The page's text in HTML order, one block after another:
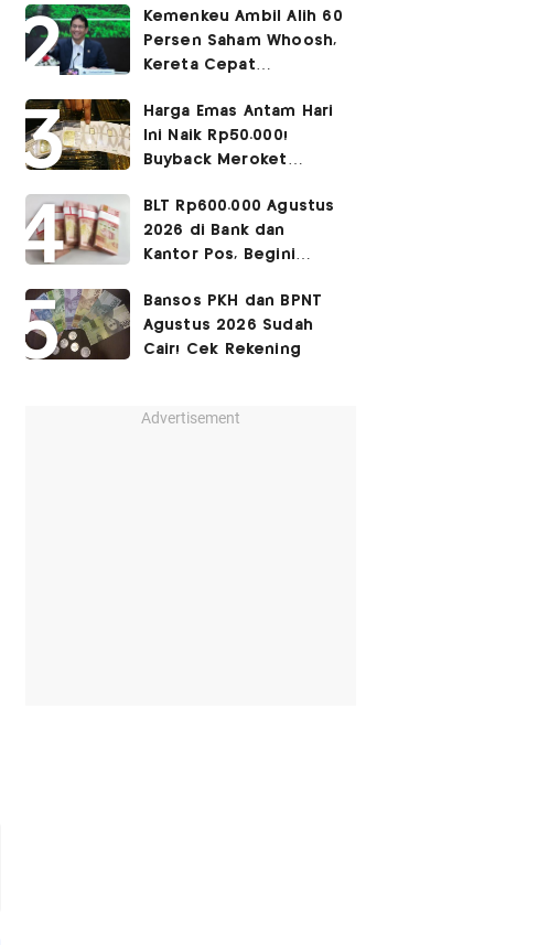
Agustus 2026
Kemenkeu Ambil Alih 60
Persen Saham Whoosh,
Kereta Cepat
Surabaya
Harga Emas Antam Hari
Ini Naik Rp50.000!
Buyback Meroket
BLT Rp600.000 Agustus
2026 di Bank dan
Kantor Pos, Begini
Bansos PKH dan BPNT
Agustus 2026 Sudah
Cair! Cek Rekening
Advertisement